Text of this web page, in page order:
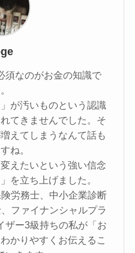
須なのがお金の知識で
が汚いものという認識
てきませんでした。そ
えてしまうなんて話も
ね。
えたいという強い信念
を立ち上げました。
労務士、中小企業診断
ファイナンシャルプラ
ザー3級持ちの私が「お
かりやすくお伝えるこ